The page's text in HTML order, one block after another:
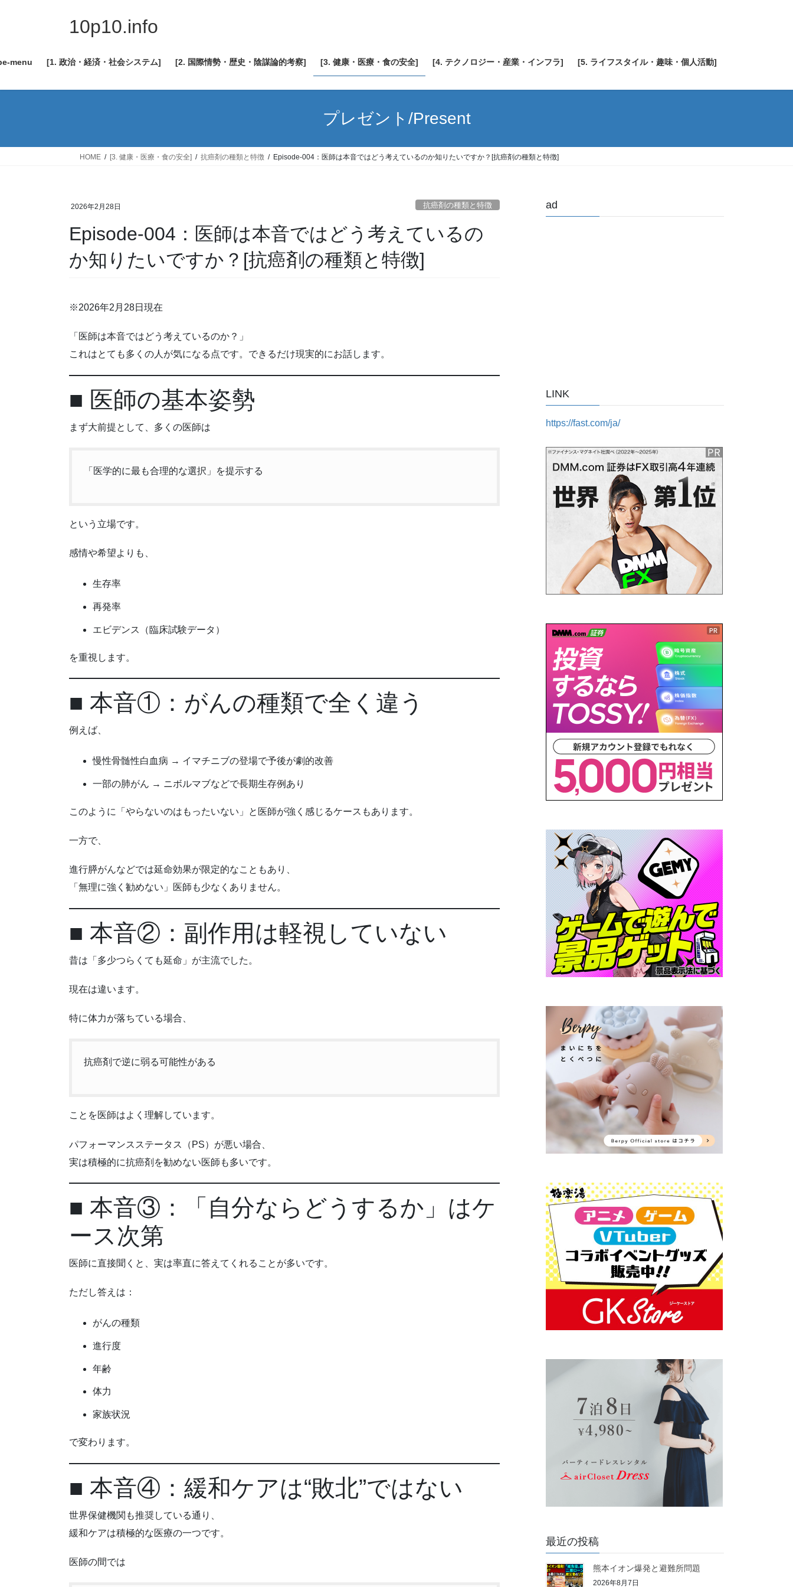
ツ
ス
シ
ン
10p10.info
menu [1. 政治・経済・社会システム] [2. 国際情勢・歴史・陰謀論的考察] [3. 健康・医療・食の安全] [4. テクノロジー・産業・インフラ] [5. ライフスタイル・趣味・個人活動]
プレゼント/Present
HOME [3. 健康・医療・食の安全] 抗癌剤の種類と特徴 Episode-004：医師は本音ではどう考えているのか知りたいですか？[抗癌剤の種類と特徴]
2026年2月28日 抗癌剤の種類と特徴
Episode-004：医師は本音ではどう考えているの
か知りたいですか？[抗癌剤の種類と特徴]
※2026年2月28日現在
「医師は本音ではどう考えているのか？」
これはとても多くの人が気になる点です。できるだけ現実的にお話します。
■ 医師の基本姿勢
まず大前提として、多くの医師は
「医学的に最も合理的な選択」を提示する
という立場です。
感情や希望よりも、
生存率
再発率
エビデンス（臨床試験データ）
を重視します。
■ 本音①：がんの種類で全く違う
例えば、
慢性骨髄性白血病 → イマチニブの登場で予後が劇的改善
一部の肺がん → ニボルマブなどで長期生存例あり
このように「やらないのはもったいない」と医師が強く感じるケースもあります。
一方で、
進行膵がんなどでは延命効果が限定的なこともあり、
「無理に強く勧めない」医師も少なくありません。
■ 本音②：副作用は軽視していない
昔は「多少つらくても延命」が主流でした。
現在は違います。
特に体力が落ちている場合、
抗癌剤で逆に弱る可能性がある
ことを医師はよく理解しています。
パフォーマンスステータス（PS）が悪い場合、
実は積極的に抗癌剤を勧めない医師も多いです。
■ 本音③：「自分ならどうするか」はケ
ース次第
医師に直接聞くと、実は率直に答えてくれることが多いです。
ただし答えは：
がんの種類
進行度
年齢
体力
家族状況
で変わります。
■ 本音④：緩和ケアは“敗北”ではない
世界保健機関も推奨している通り、
緩和ケアは積極的な医療の一つです。
医師の間では
ad
LINK
https://fast.com/ja/
最近の投稿
熊本イオン爆発と避難所問題
2026年8月7日